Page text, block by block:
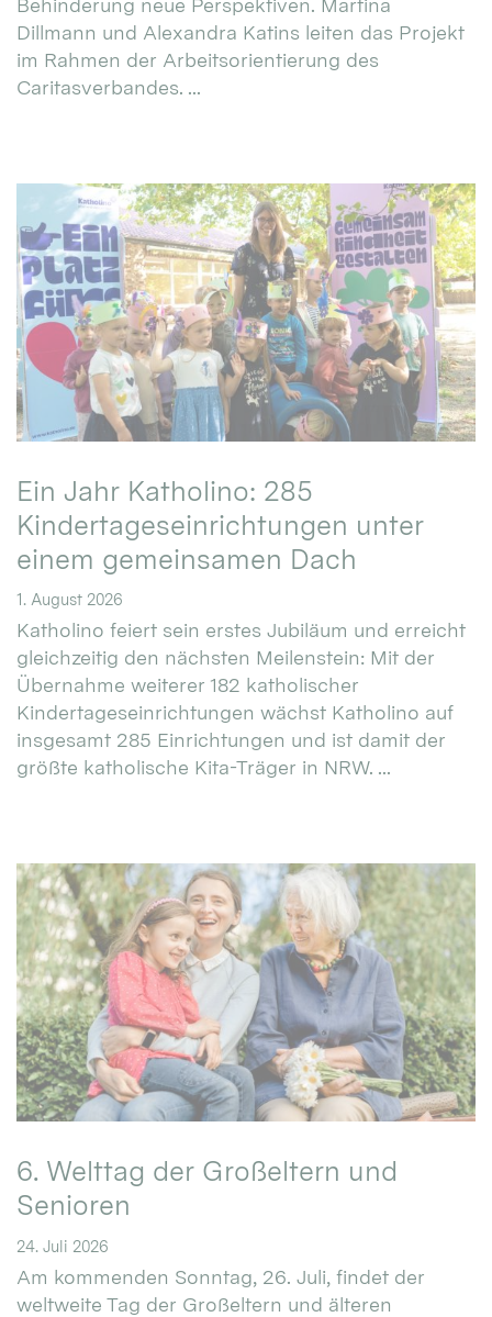
Behinderung neue Perspektiven. Martina
Dillmann und Alexandra Katins leiten das Projekt
im Rahmen der Arbeitsorientierung des
Caritasverbandes. ...
Ein Jahr Katholino: 285
Kindertageseinrichtungen unter
einem gemeinsamen Dach
1. August 2026
Katholino feiert sein erstes Jubiläum und erreicht
gleichzeitig den nächsten Meilenstein: Mit der
Übernahme weiterer 182 katholischer
Kindertageseinrichtungen wächst Katholino auf
insgesamt 285 Einrichtungen und ist damit der
größte katholische Kita-Träger in NRW. ...
6. Welttag der Großeltern und
Senioren
24. Juli 2026
Am kommenden Sonntag, 26. Juli, findet der
weltweite Tag der Großeltern und älteren